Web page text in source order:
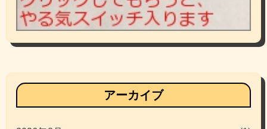
アーカイブ